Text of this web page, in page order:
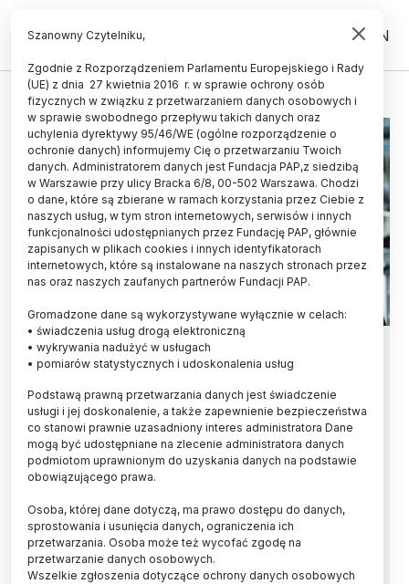
PL EN
SIEĆ BADAWCZA ŁUKASIEWICZ
Prezes Sieci Łukasiewicz:
przychody instytutów osiągnęły
najwyższy poziom w historii
Przychody instytutów Sieci Badawczej
Łukasiewicz osiągnęły w 2025 r. „najwyższy w
historii poziom” i wyniosły blisko 1,9 mld zł –
SBŁ Hubert Cichocki. Grupa posłów, których
przedstawicielem był Zbigniew Dolata (PiS),
zarzuciła prezesowi osłabianie tej instytucji.
Szanowny Czytelniku,
Zgodnie z Rozporządzeniem Parlamentu Europejskiego i Rady
(UE) z dnia 27 kwietnia 2016 r. w sprawie ochrony osób
fizycznych w związku z przetwarzaniem danych osobowych i
w sprawie swobodnego przepływu takich danych oraz
uchylenia dyrektywy 95/46/WE (ogólne rozporządzenie o
ochronie danych) informujemy Cię o przetwarzaniu Twoich
danych. Administratorem danych jest Fundacja PAP,z siedzibą
w Warszawie przy ulicy Bracka 6/8, 00-502 Warszawa. Chodzi
o dane, które są zbierane w ramach korzystania przez Ciebie z
naszych usług, w tym stron internetowych, serwisów i innych
funkcjonalności udostępnianych przez Fundację PAP, głównie
zapisanych w plikach cookies i innych identyfikatorach
internetowych, które są instalowane na naszych stronach przez
nas oraz naszych zaufanych partnerów Fundacji PAP.
Gromadzone dane są wykorzystywane wyłącznie w celach:
• świadczenia usług drogą elektroniczną
• wykrywania nadużyć w usługach
• pomiarów statystycznych i udoskonalenia usług
Podstawą prawną przetwarzania danych jest świadczenie
usługi i jej doskonalenie, a także zapewnienie bezpieczeństwa
co stanowi prawnie uzasadniony interes administratora Dane
mogą być udostępniane na zlecenie administratora danych
podmiotom uprawnionym do uzyskania danych na podstawie
obowiązującego prawa.
Osoba, której dane dotyczą, ma prawo dostępu do danych,
sprostowania i usunięcia danych, ograniczenia ich
przetwarzania. Osoba może też wycofać zgodę na
przetwarzanie danych osobowych.
Wszelkie zgłoszenia dotyczące ochrony danych osobowych